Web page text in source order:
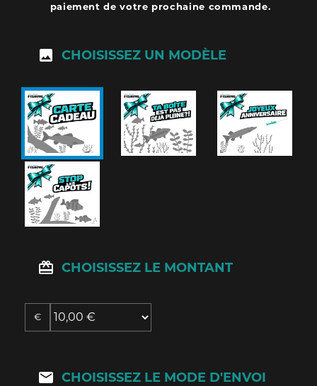
paiement de votre prochaine commande.
CHOISISSEZ UN MODÈLE
CHOISISSEZ LE MONTANT
€
CHOISISSEZ LE MODE D'ENVOI